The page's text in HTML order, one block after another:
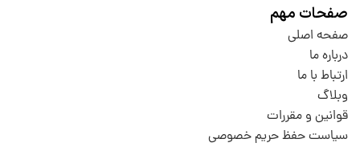
صفحات مهم
صفحه اصلی
درباره ما
ارتباط با ما
وبلاگ
قوانین و مقررات
سیاست حفظ حریم خصوصی